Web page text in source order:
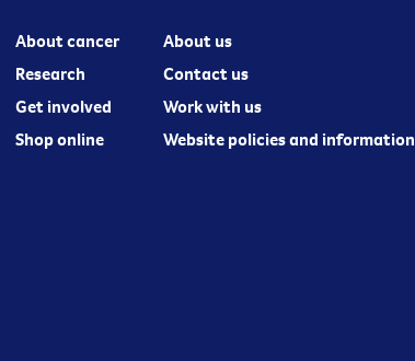
About cancer
Research
Get involved
Shop online
About us
Contact us
Work with us
Website policies and information